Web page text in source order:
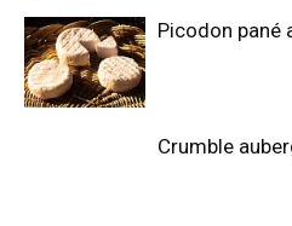
Picodon pané
Crumble